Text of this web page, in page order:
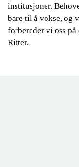
institusjoner.
bare til å vokse, og
forbereder vi oss
Ritter.